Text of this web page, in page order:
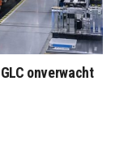
onverwacht